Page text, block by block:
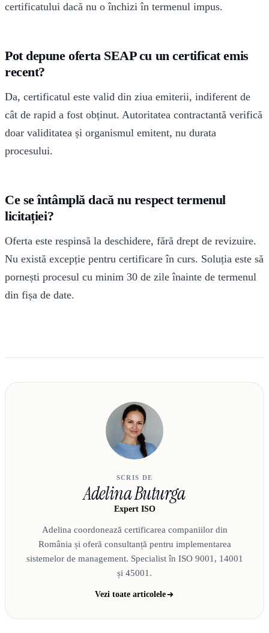
certificatului dacă nu o închizi în termenul impus.
Pot depune oferta SEAP cu un certificat emis
recent?
Da, certificatul este valid din ziua emiterii, indiferent de
cât de rapid a fost obținut. Autoritatea contractantă verifică
doar validitatea și organismul emitent, nu durata
procesului.
Ce se întâmplă dacă nu respect termenul
licitației?
Oferta este respinsă la deschidere, fără drept de revizuire.
Nu există excepție pentru certificare în curs. Soluția este să
pornești procesul cu minim 30 de zile înainte de termenul
din fișa de date.
SCRIS DE
Adelina Buturga
Expert ISO
Adelina coordonează certificarea companiilor din
România și oferă consultanță pentru implementarea
sistemelor de management. Specialist în ISO 9001, 14001
și 45001.
Vezi toate articolele